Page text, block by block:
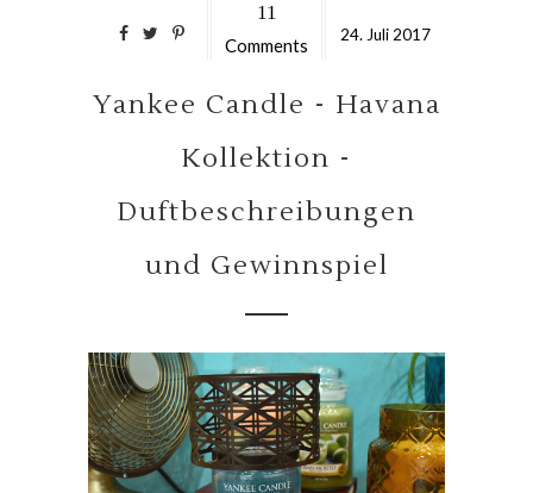
11
Comments 24. Juli 2017
Yankee Candle - Havana
Kollektion -
Duftbeschreibungen
und Gewinnspiel